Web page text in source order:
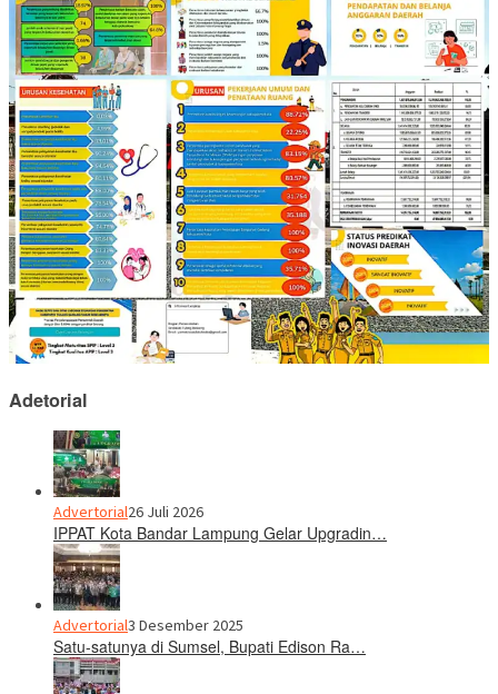
Adetorial
Advertorial26 Juli 2026
IPPAT Kota Bandar Lampung Gelar Upgradin…
Advertorial3 Desember 2025
Satu-satunya di Sumsel, Bupati Edison Ra…